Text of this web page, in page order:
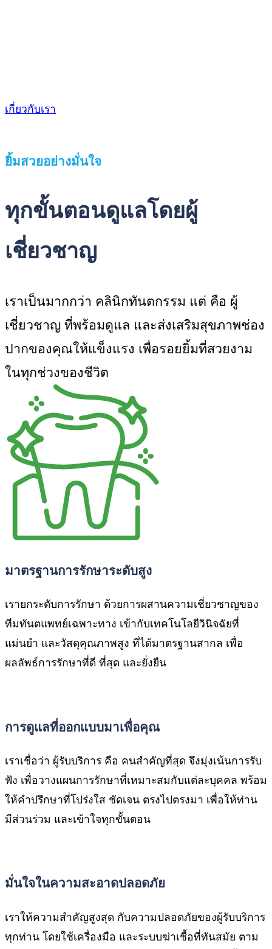
เกี่ยวกับเรา
ยิ้มสวยอย่างมั่นใจ
ทุกขั้นตอนดูแลโดยผู้
เชี่ยวชาญ
เราเป็นมากกว่า คลินิกทันตกรรม แต่ คือ ผู้
เชี่ยวชาญ ที่พร้อมดูแล และส่งเสริมสุขภาพช่อง
ปากของคุณให้แข็งแรง เพื่อรอยยิ้มที่สวยงาม
ในทุกช่วงของชีวิต
มาตรฐานการรักษาระดับสูง
เรายกระดับการรักษา ด้วยการผสานความเชี่ยวชาญของ
ทีมทันตแพทย์เฉพาะทาง เข้ากับเทคโนโลยีวินิจฉัยที่
แม่นยำ และวัสดุคุณภาพสูง ที่ได้มาตรฐานสากล เพื่อ
ผลลัพธ์การรักษาที่ดี ที่สุด และยั่งยืน
การดูแลที่ออกแบบมาเพื่อคุณ
เราเชื่อว่า ผู้รับบริการ คือ คนสำคัญที่สุด จึงมุ่งเน้นการรับ
ฟัง เพื่อวางแผนการรักษาที่เหมาะสมกับแต่ละบุคคล พร้อม
ให้คำปรึกษาที่โปร่งใส ชัดเจน ตรงไปตรงมา เพื่อให้ท่าน
มีส่วนร่วม และเข้าใจทุกขั้นตอน
มั่นใจในความสะอาดปลอดภัย
เราให้ความสำคัญสูงสุด กับความปลอดภัยของผู้รับบริการ
ทุกท่าน โดยใช้เครื่องมือ และระบบฆ่าเชื้อที่ทันสมัย ตาม